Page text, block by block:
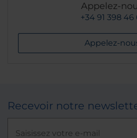
Appelez-
+34 91 398 46
Appelez-
Recevoir notre